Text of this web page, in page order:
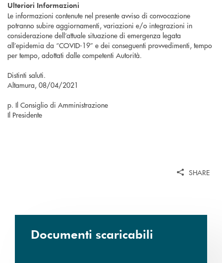
Ulteriori Informazioni
Le informazioni contenute nel presente avviso di convocazione
potranno subire aggiornamenti, variazioni e/o integrazioni in
considerazione dell’attuale situazione di emergenza legata
all’epidemia da “COVID-19” e dei conseguenti provvedimenti, tempo
per tempo, adottati dalle competenti Autorità.
Distinti saluti.
Altamura, 08/04/2021
p. Il Consiglio di Amministrazione
Il Presidente
SHARE
Documenti scaricabili